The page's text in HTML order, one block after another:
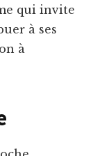
qui invite
à ses
à